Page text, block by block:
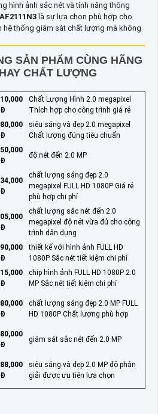
hình ảnh sắc nét và tính năng thông
là sự lựa chọn phù hợp cho
hệ thống giám sát chất lượng mà không
SẢN PHẨM CÙNG HÃNG
CHẤT LƯỢNG
Chất Lượng Hình 2.0 megapixel
Thích hợp cho công trình giá rẻ
siêu sáng và đẹp 2.0 megapixel
Chất lượng đúng tiêu chuẩn
độ nét đến 2.0 MP
chất lượng sáng đẹp 2.0
megapixel FULL HD 1080P Giá rẻ
phù hợp chi phí
chất lượng sắc nét đến 2.0
megapixel độ nét vừa đủ cho công
trình dân dụng
thiết kế với hình ảnh FULL HD
1080P Sắc nét tiết kiệm chi phí
chip hình ảnh FULL HD 1080P 2.0
MP Sắc nét tiết kiệm chi phí
chất lượng sáng đẹp 2.0 MP FULL
HD 1080P Chất lượng phù hợp
giám sát sắc nét đến 2.0 MP
siêu sáng và đẹp 2.0 MP độ phân
giải được ưu tiên lựa chọn